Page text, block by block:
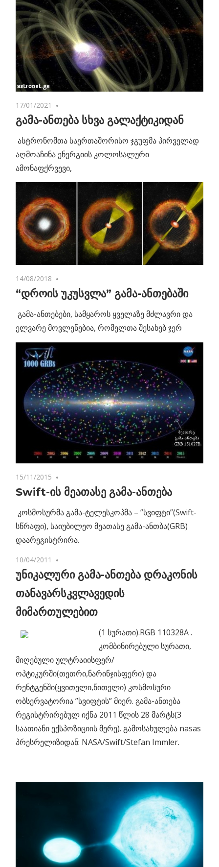
17/01/2021
გამა-ანთება სხვა გალაქტიკიდან
ასტრონომთა საერთაშორისო ჯგუფმა პირველად
აღმოაჩინა ენერგიის კოლოსალური
ამონაფქრვევი,
14/08/2018
“დროის უკუსვლა” გამა-ანთებაში
გამა-ანთებები, სამყაროს ყველაზე მძლავრი და
ელვარე მოვლენებია, რომელთა შესახებ ჯერ
15/11/2015
Swift-ის მეათასე გამა-ანთება
კოსმოსურმა გამა-ტელესკოპმა – ”სვიფტი”(Swift-
სწრაფი), საიუბილეო მეათასე გამა-ანთბა(GRB)
დაარეგისტრირა.
10/04/2011
უნიკალური გამა-ანთება დრაკონის
თანავარსკვლავედის
მიმართულებით
(1 სურათი).RGB 110328A .
კომბინირებული სურათი,
მიღებული ულტრაიისფერ/
ოპტიკურში(თეთრი,ნარინჯისფერი) და
რენტგენში(ყვითელი,წითელი) კოსმოსური
ობსერვატორია ”სვიფტის” მიერ. გამა-ანთება
რეგისტრირებულ იქნა 2011 წლის 28 მარტს(3
საათიანი ექსპოზიციის მერე). გამოსახულება nasas
პრესრელიზიდან: NASA/Swift/Stefan Immler.